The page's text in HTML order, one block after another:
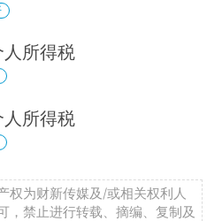
所得税
所得税
权为财新传媒及/或相关权利人
，禁止进行转载、摘编、复制及